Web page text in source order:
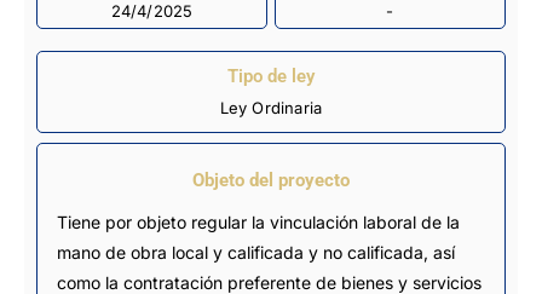
24/4/2025 -
Tipo de ley
Ley Ordinaria
Objeto del proyecto
Tiene por objeto regular la vinculación laboral de la
mano de obra local y calificada y no calificada, así
como la contratación preferente de bienes y servicios